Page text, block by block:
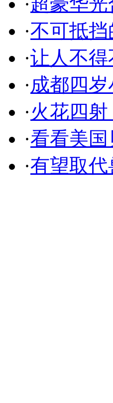
·不可抵
·让人不
·成都四
·火花四
·看看美
·有望取